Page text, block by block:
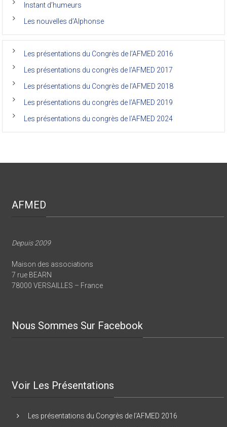
la
de
de
(Afmed/Unikin)
vécu
Instant d’humeurs
Les nouvelles d’Alphonse
Les présentations du Congrès de l’AFMED 2016
Les présentations du congrès de l’AFMED 2017
Les présentations du Congrès de l’AFMED 2018
Les présentations du congrès de l’AFMED 2019
Les présentations du congrès de l’AFMED 2024
AFMED
Depuis 2009
Maison des associations
7 rue BEARN
78000 VERSAILLES – France
Nous Sommes Sur Facebook
Voir Les Présentations
Les présentations du Congrès de l’AFMED 2016